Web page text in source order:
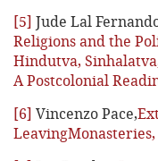
[5] Jude Lal
Religions and the
Hindutva,
A Postcolonial
[6] Vincenzo Pace,